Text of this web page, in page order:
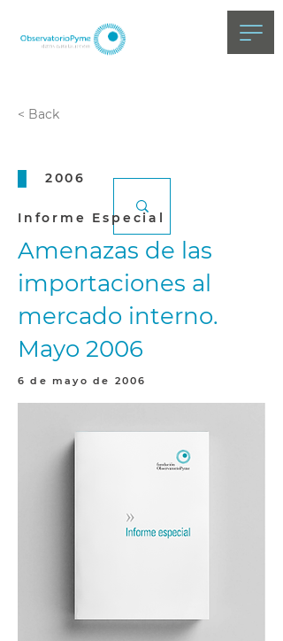
< Back
2006
Informe Especial
Amenazas de las
importaciones al
mercado interno.
Mayo 2006
6 de mayo de 2006